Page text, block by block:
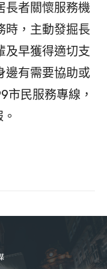
者關懷服務機
時，主動發掘長
及早獲得適切支
邊有需要協助或
市民服務專線，